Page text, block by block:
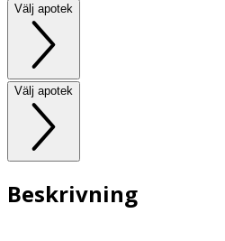
Välj apotek
Välj apotek
Beskrivning